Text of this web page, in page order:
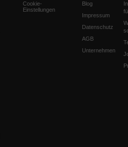
Cookie-
Einstellungen
Blog
Impressum
Datenschutz
AGB
Unternehmen